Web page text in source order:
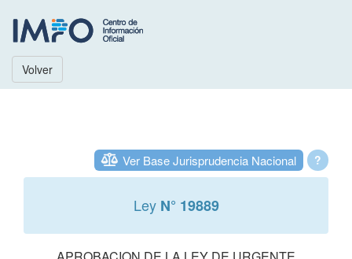
Volver
?
Ver Base Jurisprudencia Nacional
Ley N° 19889